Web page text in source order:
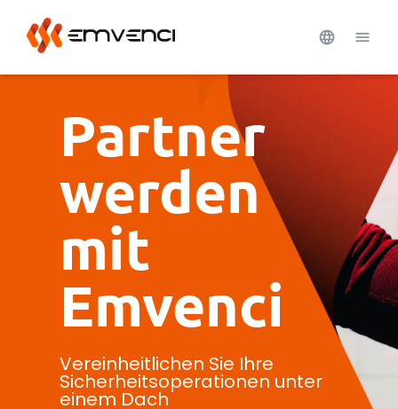
Partner
werden
mit
Emvenci
Vereinheitlichen Sie Ihre
Sicherheitsoperationen unter
einem Dach